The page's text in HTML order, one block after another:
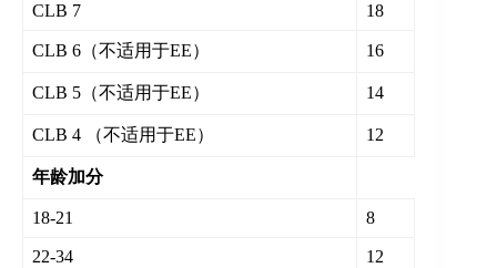
CLB 7 18
CLB 6（不适用于EE） 16
CLB 5（不适用于EE） 14
CLB 4 （不适用于EE） 12
年龄加分
18-21 8
22-34 12